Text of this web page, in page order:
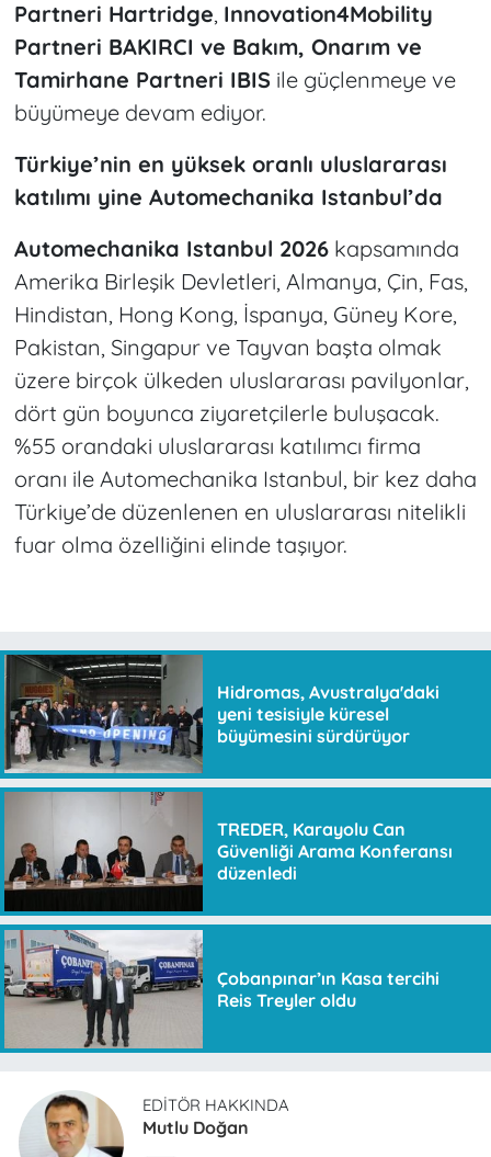
Partneri Hartridge, Innovation4Mobility
Partneri BAKIRCI ve Bakım, Onarım ve
Tamirhane Partneri IBIS ile güçlenmeye ve
büyümeye devam ediyor.
Türkiye’nin en yüksek oranlı uluslararası
katılımı yine Automechanika Istanbul’da
Automechanika Istanbul 2026kapsamında
Amerika Birleşik Devletleri, Almanya, Çin, Fas,
Hindistan, Hong Kong, İspanya, Güney Kore,
Pakistan, Singapur ve Tayvan başta olmak
üzere birçok ülkeden uluslararası pavilyonlar,
dört gün boyunca ziyaretçilerle buluşacak.
%55 orandaki uluslararası katılımcı firma
oranı ile Automechanika Istanbul, bir kez daha
Türkiye’de düzenlenen en uluslararası nitelikli
fuar olma özelliğini elinde taşıyor.
Hidromas, Avustralya'daki
yeni tesisiyle küresel
büyümesini sürdürüyor
TREDER, Karayolu Can
Güvenliği Arama Konferansı
düzenledi
Çobanpınar’ın Kasa tercihi
Reis Treyler oldu
EDITÖR HAKKINDA
Mutlu Doğan